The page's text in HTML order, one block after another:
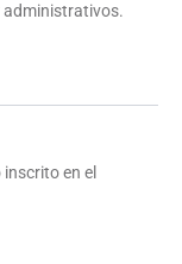
administrativos.
en el